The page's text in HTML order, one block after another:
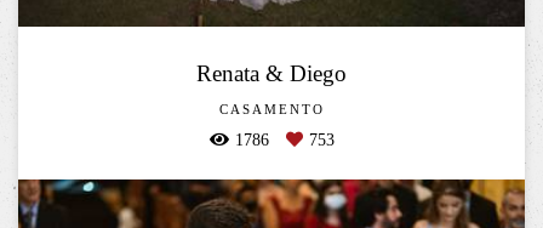
Renata & Diego
CASAMENTO
1786 753